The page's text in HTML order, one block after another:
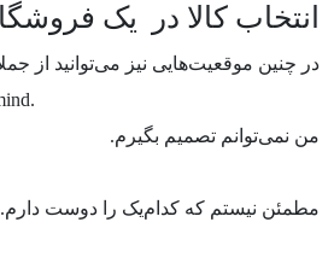
انتخاب کالا در یک
در چنین موقعیت‌هایی نیز می‌توانید از
من نمی‌توانم تصمیم بگیرم.
مطمئن نیستم که کدام‌یک را دوست دارم.